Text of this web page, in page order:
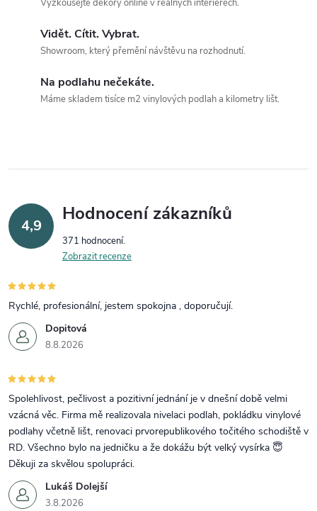
Vyzkoušejte dekory online v reálných interiérech.
Vidět. Cítit. Vybrat.
Showroom, který přemění návštěvu na rozhodnutí.
Na podlahu nečekáte.
Máme skladem tisíce m2 vinylových podlah a kilometry lišt.
4,9
Hodnocení zákazníků
371 hodnocení
Zobrazit recenze
Dopitová
8.8.2026
Rychlé, profesionální, jestem spokojna , doporučují.
Lukáš Dolejší
3.8.2026
Spolehlivost, pečlivost a pozitivní jednání je v dnešní době velmi
vzácná věc. Firma mě realizovala nivelaci podlah, pokládku vinylové
podlahy včetně lišt, renovaci prvorepublikového točitého schodiště v
RD. Všechno bylo na jedničku a že dokážu být velký vysírka 😇
Děkuji za skvělou spolupráci.